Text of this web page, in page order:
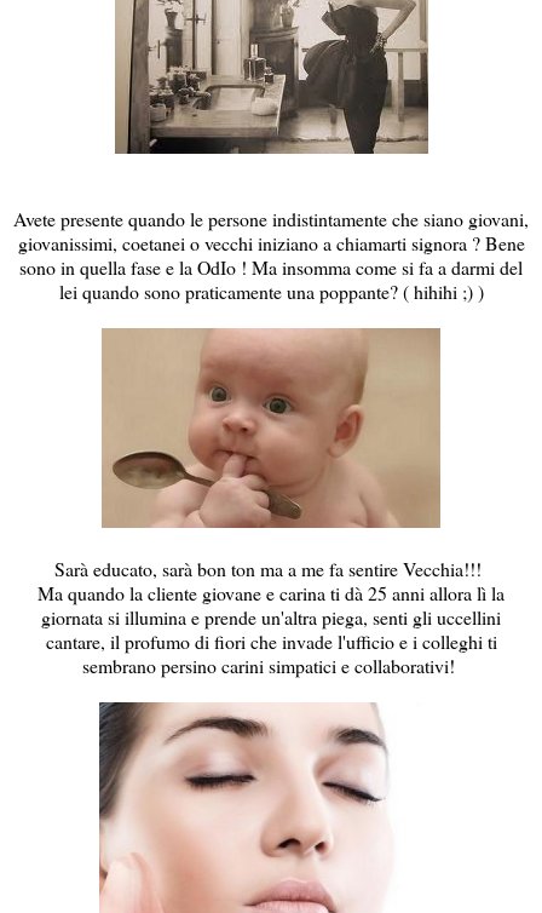
Avete presente quando le persone indistintamente che siano giovani,
giovanissimi, coetanei o vecchi iniziano a chiamarti signora ? Bene
sono in quella fase e la OdIo ! Ma insomma come si fa a darmi del
lei quando sono praticamente una poppante? ( hihihi ;) )
Sarà educato, sarà bon ton ma a me fa sentire Vecchia!!!
Ma quando la cliente giovane e carina ti dà 25 anni allora lì la
giornata si illumina e prende un'altra piega, senti gli uccellini
cantare, il profumo di fiori che invade l'ufficio e i colleghi ti
sembrano persino carini simpatici e collaborativi!